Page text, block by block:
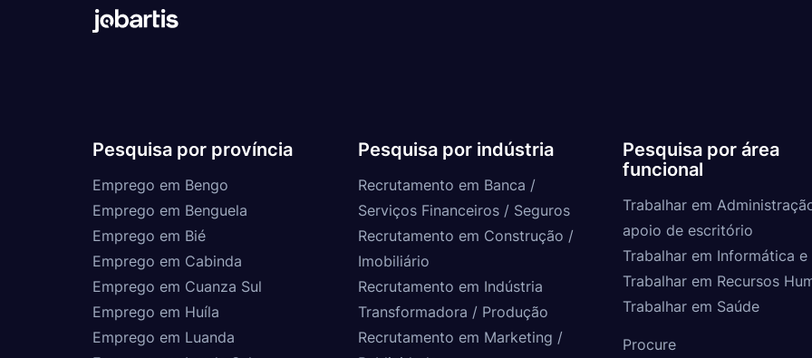
Pesquisa por província
Emprego em Bengo
Emprego em Benguela
Emprego em Bié
Emprego em Cabinda
Emprego em Cuanza Sul
Emprego em Huíla
Emprego em Luanda
Pesquisa por indústria
Recrutamento em Banca /
Serviços Financeiros / Seguros
Recrutamento em Construção /
Imobiliário
Recrutamento em Indústria
Transformadora / Produção
Recrutamento em Marketing /
Pesquisa por área
funcional
Trabalhar em
apoio de escritório
Trabalhar em Informática e
Trabalhar em Recursos
Trabalhar em Saúde
Procure